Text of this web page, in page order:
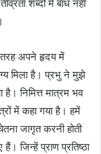
शब्दों में बांध नहीं
तरह अपने हृदय में
मिला है। प्रभु ने मुझे
है। निमित्त मात्रम भव
में कहा गया है। हमें
जागृत करनी होती
जिन्हें प्राण प्रतिष्ठा